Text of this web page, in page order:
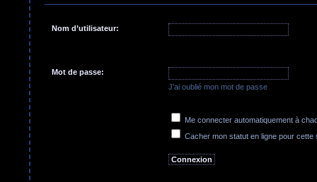
Nom d’utilisateur:
Mot de passe:
J’ai oublié mon mot de passe
Me connecter automatiquement à
Cacher mon statut en ligne pour cette